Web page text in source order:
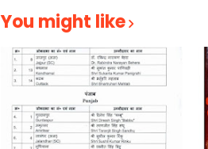
You might like